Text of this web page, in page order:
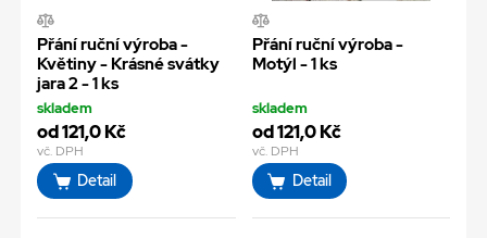
Přání ruční výroba -
Květiny - Krásné svátky
jara 2 - 1 ks
skladem
od 121,0 Kč
vč. DPH
Detail
Přání ruční výroba -
Motýl - 1 ks
skladem
od 121,0 Kč
vč. DPH
Detail